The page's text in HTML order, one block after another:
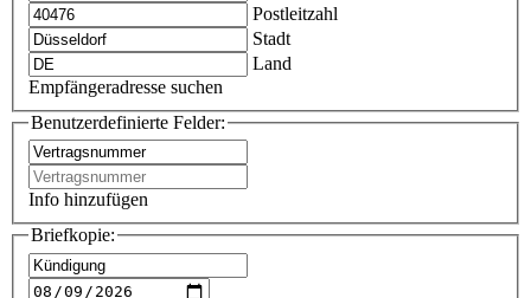
Postleitzahl
Stadt
Land
Empfängeradresse suchen
Benutzerdefinierte Felder:
Info hinzufügen
Briefkopie: